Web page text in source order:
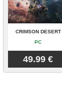
CRIMSON DESERT
PC
49.99 €